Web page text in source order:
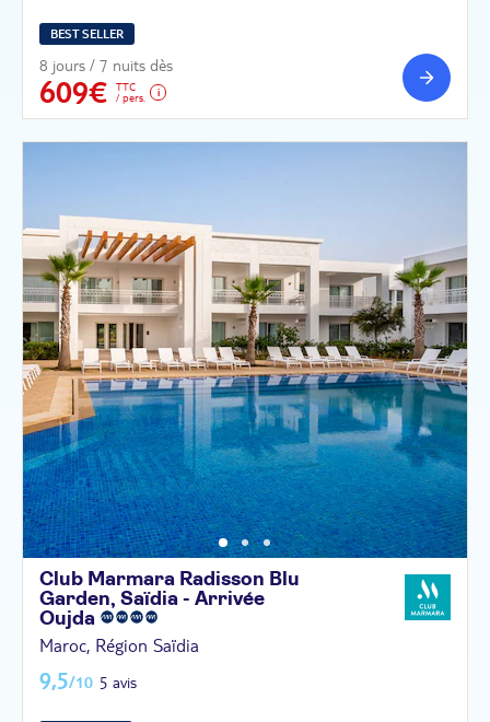
BEST SELLER
8 jours / 7 nuits dès
609€
TTC
/ pers.
Club Marmara Radisson Blu
Garden, Saïdia - Arrivée
Oujda
Maroc, Région Saïdia
9,5/10 5 avis